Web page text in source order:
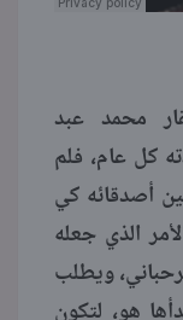
محمد عبد
كل عام، فلم
أصدقائه كي
الذي جعله
ويطلب